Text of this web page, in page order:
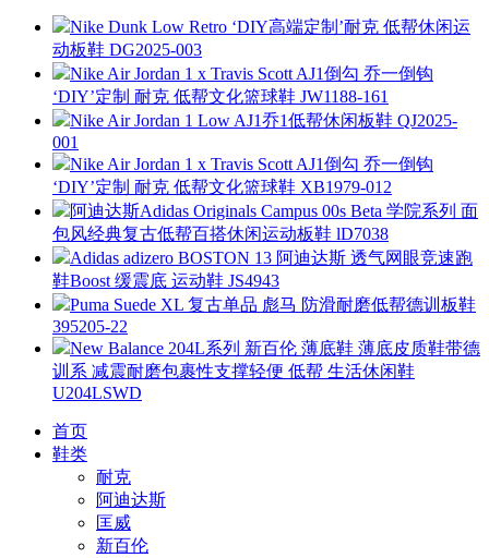
Nike Dunk Low Retro ‘DIY高端定制’耐克 低帮休闲运
动板鞋 DG2025-003
Nike Air Jordan 1 x Travis Scott AJ1倒勾 乔一倒钩
‘DIY’定制 耐克 低帮文化篮球鞋 JW1188-161
Nike Air Jordan 1 Low AJ1乔1低帮休闲板鞋 QJ2025-
001
Nike Air Jordan 1 x Travis Scott AJ1倒勾 乔一倒钩
‘DIY’定制 耐克 低帮文化篮球鞋 XB1979-012
阿迪达斯Adidas Originals Campus 00s Beta 学院系列 面
包风经典复古低帮百搭休闲运动板鞋 lD7038
Adidas adizero BOSTON 13 阿迪达斯 透气网眼竞速跑
鞋Boost 缓震底 运动鞋 JS4943
Puma Suede XL 复古单品 彪马 防滑耐磨低帮德训板鞋
395205-22
New Balance 204L系列 新百伦 薄底鞋 薄底皮质鞋带德
训系 减震耐磨包裹性支撑轻便 低帮 生活休闲鞋
U204LSWD
首页
鞋类
耐克
阿迪达斯
匡威
新百伦